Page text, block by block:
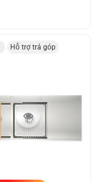
Hỗ trợ trả góp